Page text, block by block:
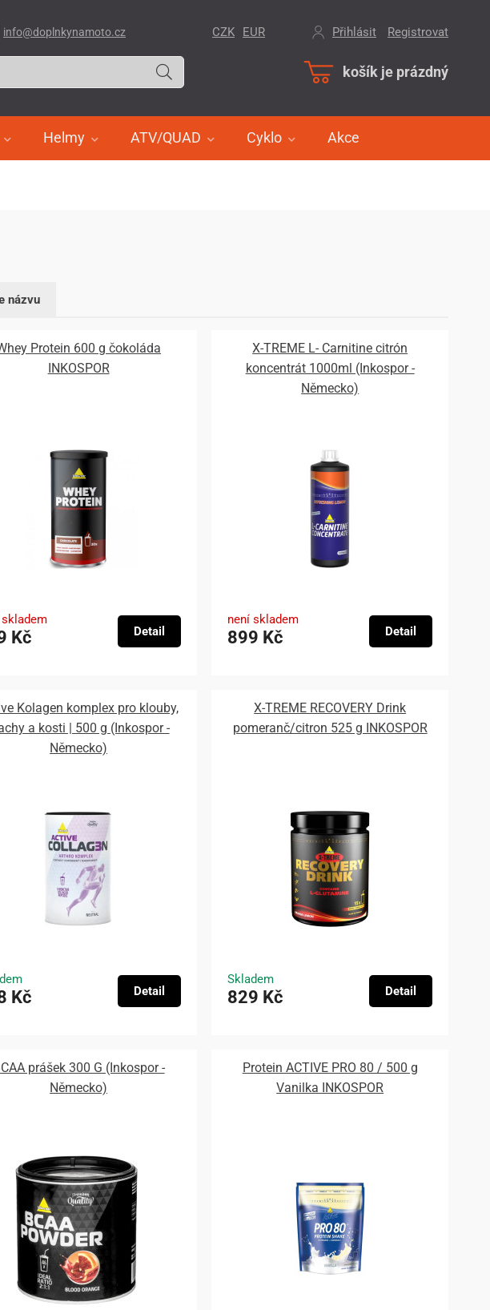
košík je prázdný
Helmy ATV/QUAD Cyklo Akce
CZK EUR Přihlásit Registrovat
info@doplnkynamoto.cz
názvu
Protein 600 g čokoláda
INKOSPOR
Kč Detail
X-TREME L- Carnitine citrón
koncentrát 1000ml (Inkospor -
Německo)
není skladem
899 Kč Detail
Kolagen komplex pro klouby,
a kosti | 500 g (Inkospor -
Německo)
Kč Detail
X-TREME RECOVERY Drink
pomeranč/citron 525 g INKOSPOR
Skladem
829 Kč Detail
prášek 300 G (Inkospor -
Německo)
Protein ACTIVE PRO 80 / 500 g
Vanilka INKOSPOR